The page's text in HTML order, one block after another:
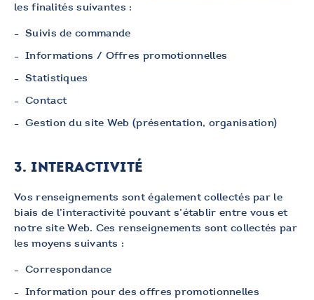
les finalités suivantes :
Suivis de commande
Informations / Offres promotionnelles
Statistiques
Contact
Gestion du site Web (présentation, organisation)
3. INTERACTIVITÉ
Vos renseignements sont également collectés par le
biais de l’interactivité pouvant s’établir entre vous et
notre site Web. Ces renseignements sont collectés par
les moyens suivants :
Correspondance
Information pour des offres promotionnelles